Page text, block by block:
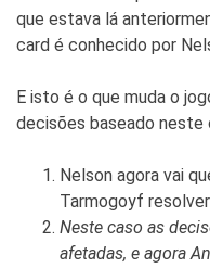
que estava lá
card é conhecido por
E isto é o que muda o
decisões baseado neste
Nelson agora vai
Tarmogoyf
Neste caso as
afetadas, e agora